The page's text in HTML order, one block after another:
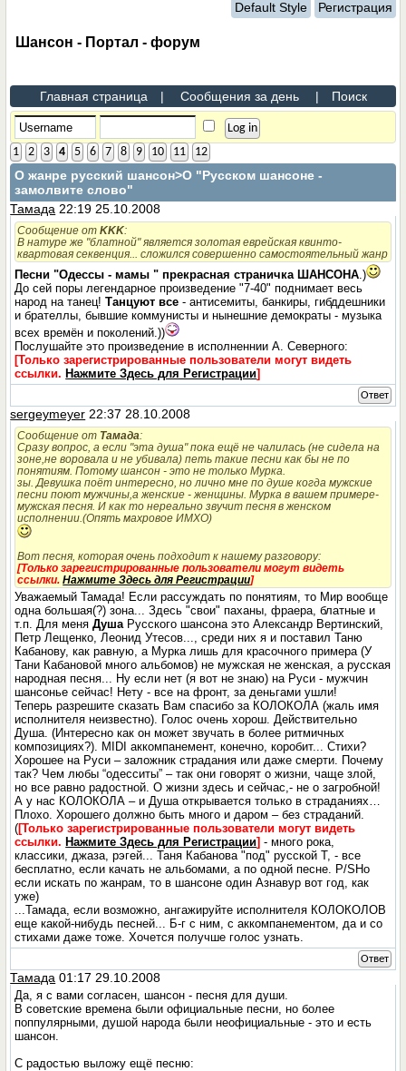
Default Style Регистрация
Шансон - Портал - форум
Главная страница | Сообщения за день | Поиск
1 2 3 4 5 6 7 8 9 10 11 12
О жанре русский шансон>О "Русском шансоне -
замолвите слово"
Тамада 22:19 25.10.2008
Сообщение отKKK:
В натуре же "блатной" является золотая еврейская квинто-
квартовая секвенция... сложился совершенно самостоятельный жанр
Песни "Одессы - мамы " прекрасная страничка ШАНСОНА.)
До сей поры легендарное произведение "7-40" поднимает весь
народ на танец!Танцуют все - антисемиты, банкиры, гибддешники
и брателлы, бывшие коммунисты и нынешние демократы - музыка
всех времён и поколений.))
Послушайте это произведение в исполненнии А. Северного:
[Только зарегистрированные пользователи могут видеть
ссылки. Нажмите Здесь для Регистрации]
Ответ
sergeymeyer 22:37 28.10.2008
Сообщение от Тамада:
Сразу вопрос, а если "эта душа" пока ещё не чалилась (не сидела на
зоне,не воровала и не убивала) петь такие песни как бы не по
понятиям. Потому шансон - это не только Мурка.
зы. Девушка поёт интересно, но лично мне по душе когда мужские
песни поют мужчины,а женские - женщины. Мурка в вашем примере-
мужская песня. И как то нереально звучит песня в женском
исполнении.(Опять махровое ИМХО)
Вот песня, которая очень подходит к нашему разговору:
[Только зарегистрированные пользователи могут видеть
ссылки.Нажмите Здесь для Регистрации]
Уважаемый Тамада! Если рассуждать по понятиям, то Мир вообще
одна большая(?) зона... Здесь "свои" паханы, фраера, блатные и
т.п. Для меняДушаРусского шансона это Александр Вертинский,
Петр Лещенко, Леонид Утесов..., среди них я и поставил Таню
Кабанову, как равную, а Мурка лишь для красочного примера (У
Тани Кабановой много альбомов) не мужская не женская, а русская
народная песня... Ну если нет (я вот не знаю) на Руси - мужчин
шансонье сейчас! Нету - все на фронт, за деньгами ушли!
Теперь разрешите сказать Вам спасибо за КОЛОКОЛА (жаль имя
исполнителя неизвестно). Голос очень хорош. Действительно
Душа. (Интересно как он может звучать в более ритмичных
композициях?). MIDI аккомпанемент, конечно, коробит... Стихи?
Хорошее на Руси – заложник страдания или даже смерти. Почему
так? Чем любы “одесситы” – так они говорят о жизни, чаще злой,
но все равно радостной. О жизни здесь и сейчас,- не о загробной!
А у нас КОЛОКОЛА – и Душа открывается только в страданиях…
Плохо. Хорошего должно быть много и даром – без страданий.
([Только зарегистрированные пользователи могут видеть
ссылки. Нажмите Здесь для Регистрации] - много рока,
классики, джаза, рэгей... Таня Кабанова "под" русской Т, - все
бесплатно, если качать не альбомами, а по одной песне. P/SНо
если искать по жанрам, то в шансоне один Азнавур вот год, как
уже)
...Тамада, если возможно, ангажируйте исполнителя КОЛОКОЛОВ
еще какой-нибудь песней... Б-г с ним, с аккомпанементом, да и со
стихами даже тоже. Хочется получше голос узнать.
Ответ
Тамада 01:17 29.10.2008
Да, я с вами согласен, шансон - песня для души.
В советские времена были официальные песни, но более
поппулярными, душой народа были неофициальные - это и есть
шансон.
С радостью выложу ещё песню: